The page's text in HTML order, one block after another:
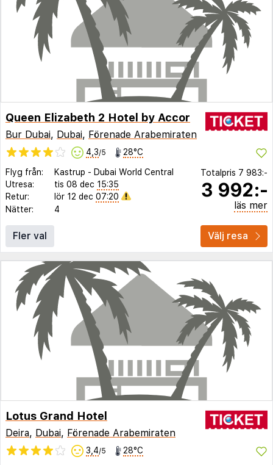
Queen Elizabeth 2 Hotel by Accor
Bur Dubai, Dubai, Förenade Arabemiraten
4,3/5 28°C
Flyg från: Kastrup - Dubai World Central
Utresa:
tis 08 dec 15:35
Retur:
lör 12 dec 07:20
Nätter:
4
Totalpris 7 983:-
3 992:-
läs mer
Fler val Välj resa
Lotus Grand Hotel
Deira, Dubai, Förenade Arabemiraten
3,4/5 28°C